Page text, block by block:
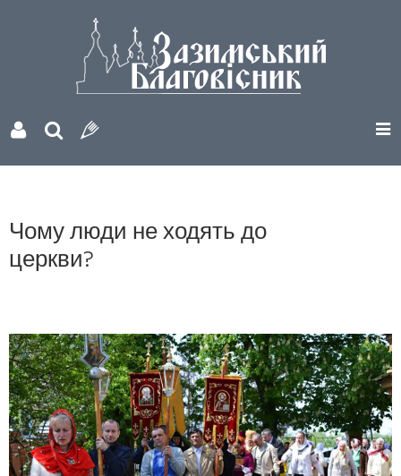
Чому люди не ходять до
церкви?